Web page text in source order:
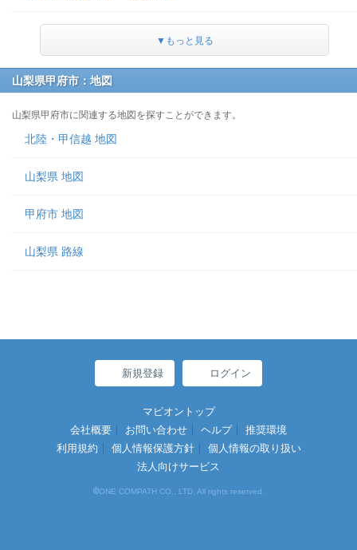
▼もっと見る
山梨県甲府市：地図
山梨県甲府市に関連する地図を探すことができます。
北陸・甲信越 地図
山梨県 地図
甲府市 地図
山梨県 路線
新規登録 ログイン
マピオントップ
会社概要
お問い合わせ ヘルプ
推奨環境
利用規約
個人情報保護方針
個人情報の取り扱い
法人向けサービス
©ONE COMPATH CO., LTD. All rights reserved.